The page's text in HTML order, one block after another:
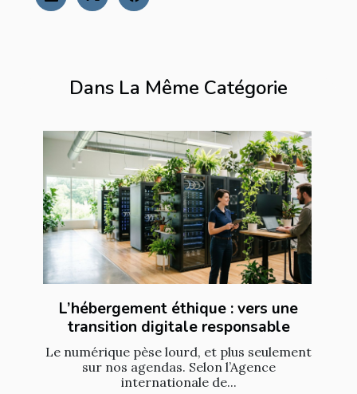
Dans La Même Catégorie
L’hébergement éthique : vers une
transition digitale responsable
Le numérique pèse lourd, et plus seulement
sur nos agendas. Selon l’Agence
internationale de...